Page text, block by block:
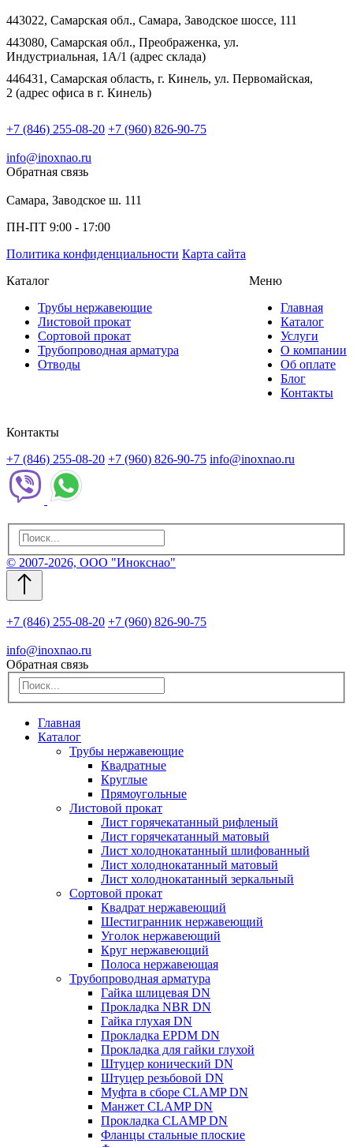
443022, Самарская обл., Самара, Заводское шоссе, 111
443080, Самарская обл., Преображенка, ул.
Индустриальная, 1А/1 (адрес склада)
446431, Самарская область, г. Кинель, ул. Первомайская,
2 (адрес офиса в г. Кинель)
+7 (846) 255-08-20 +7 (960) 826-90-75
info@inoxnao.ru
Обратная связь
Самара, Заводское ш. 111
ПН-ПТ 9:00 - 17:00
Политика конфиденциальности Карта сайта
Каталог
Трубы нержавеющие
Листовой прокат
Сортовой прокат
Трубопроводная арматура
Отводы
Меню
Главная
Каталог
Услуги
О компании
Об оплате
Блог
Контакты
Контакты
+7 (846) 255-08-20 +7 (960) 826-90-75 info@inoxnao.ru
© 2007-2026, ООО "Инокснао"
+7 (846) 255-08-20 +7 (960) 826-90-75
info@inoxnao.ru
Обратная связь
Главная
Каталог
Трубы нержавеющие
Квадратные
Круглые
Прямоугольные
Листовой прокат
Лист горячекатанный рифленый
Лист горячекатанный матовый
Лист холоднокатанный шлифованный
Лист холоднокатанный матовый
Лист холоднокатанный зеркальный
Сортовой прокат
Квадрат нержавеющий
Шестигранник нержавеющий
Уголок нержавеющий
Круг нержавеющий
Полоса нержавеющая
Трубопроводная арматура
Гайка шлицевая DN
Прокладка NBR DN
Гайка глухая DN
Прокладка EPDM DN
Прокладка для гайки глухой
Штуцер конический DN
Штуцер резьбовой DN
Муфта в сборе CLAMP DN
Манжет CLAMP DN
Прокладка CLAMP DN
Фланцы стальные плоские